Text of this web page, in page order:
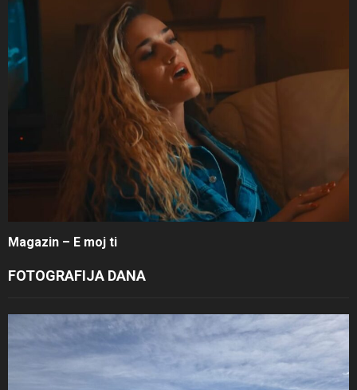
Magazin – E moj ti
FOTOGRAFIJA DANA